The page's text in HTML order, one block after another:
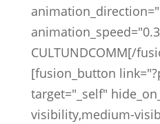
CULTUNDCOMM[/
[fusion_button
target="_self"
visibility,medium-